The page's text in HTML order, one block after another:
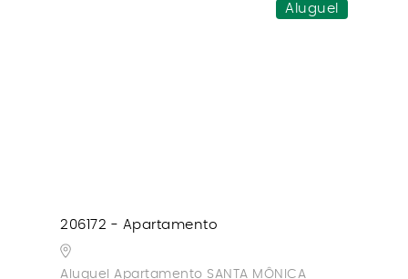
Aluguel
206172 - Apartamento
Aluguel Apartamento SANTA MÔNICA